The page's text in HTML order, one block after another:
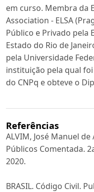
em curso. Membra da
Association - ELSA
Público e Privado pela
Estado do Rio de
pela Universidade
instituição pela qual
do CNPq e obteve o
Referências
ALVIM, José Manuel
Públicos Comentada.
2020.
BRASIL. Código Civil.